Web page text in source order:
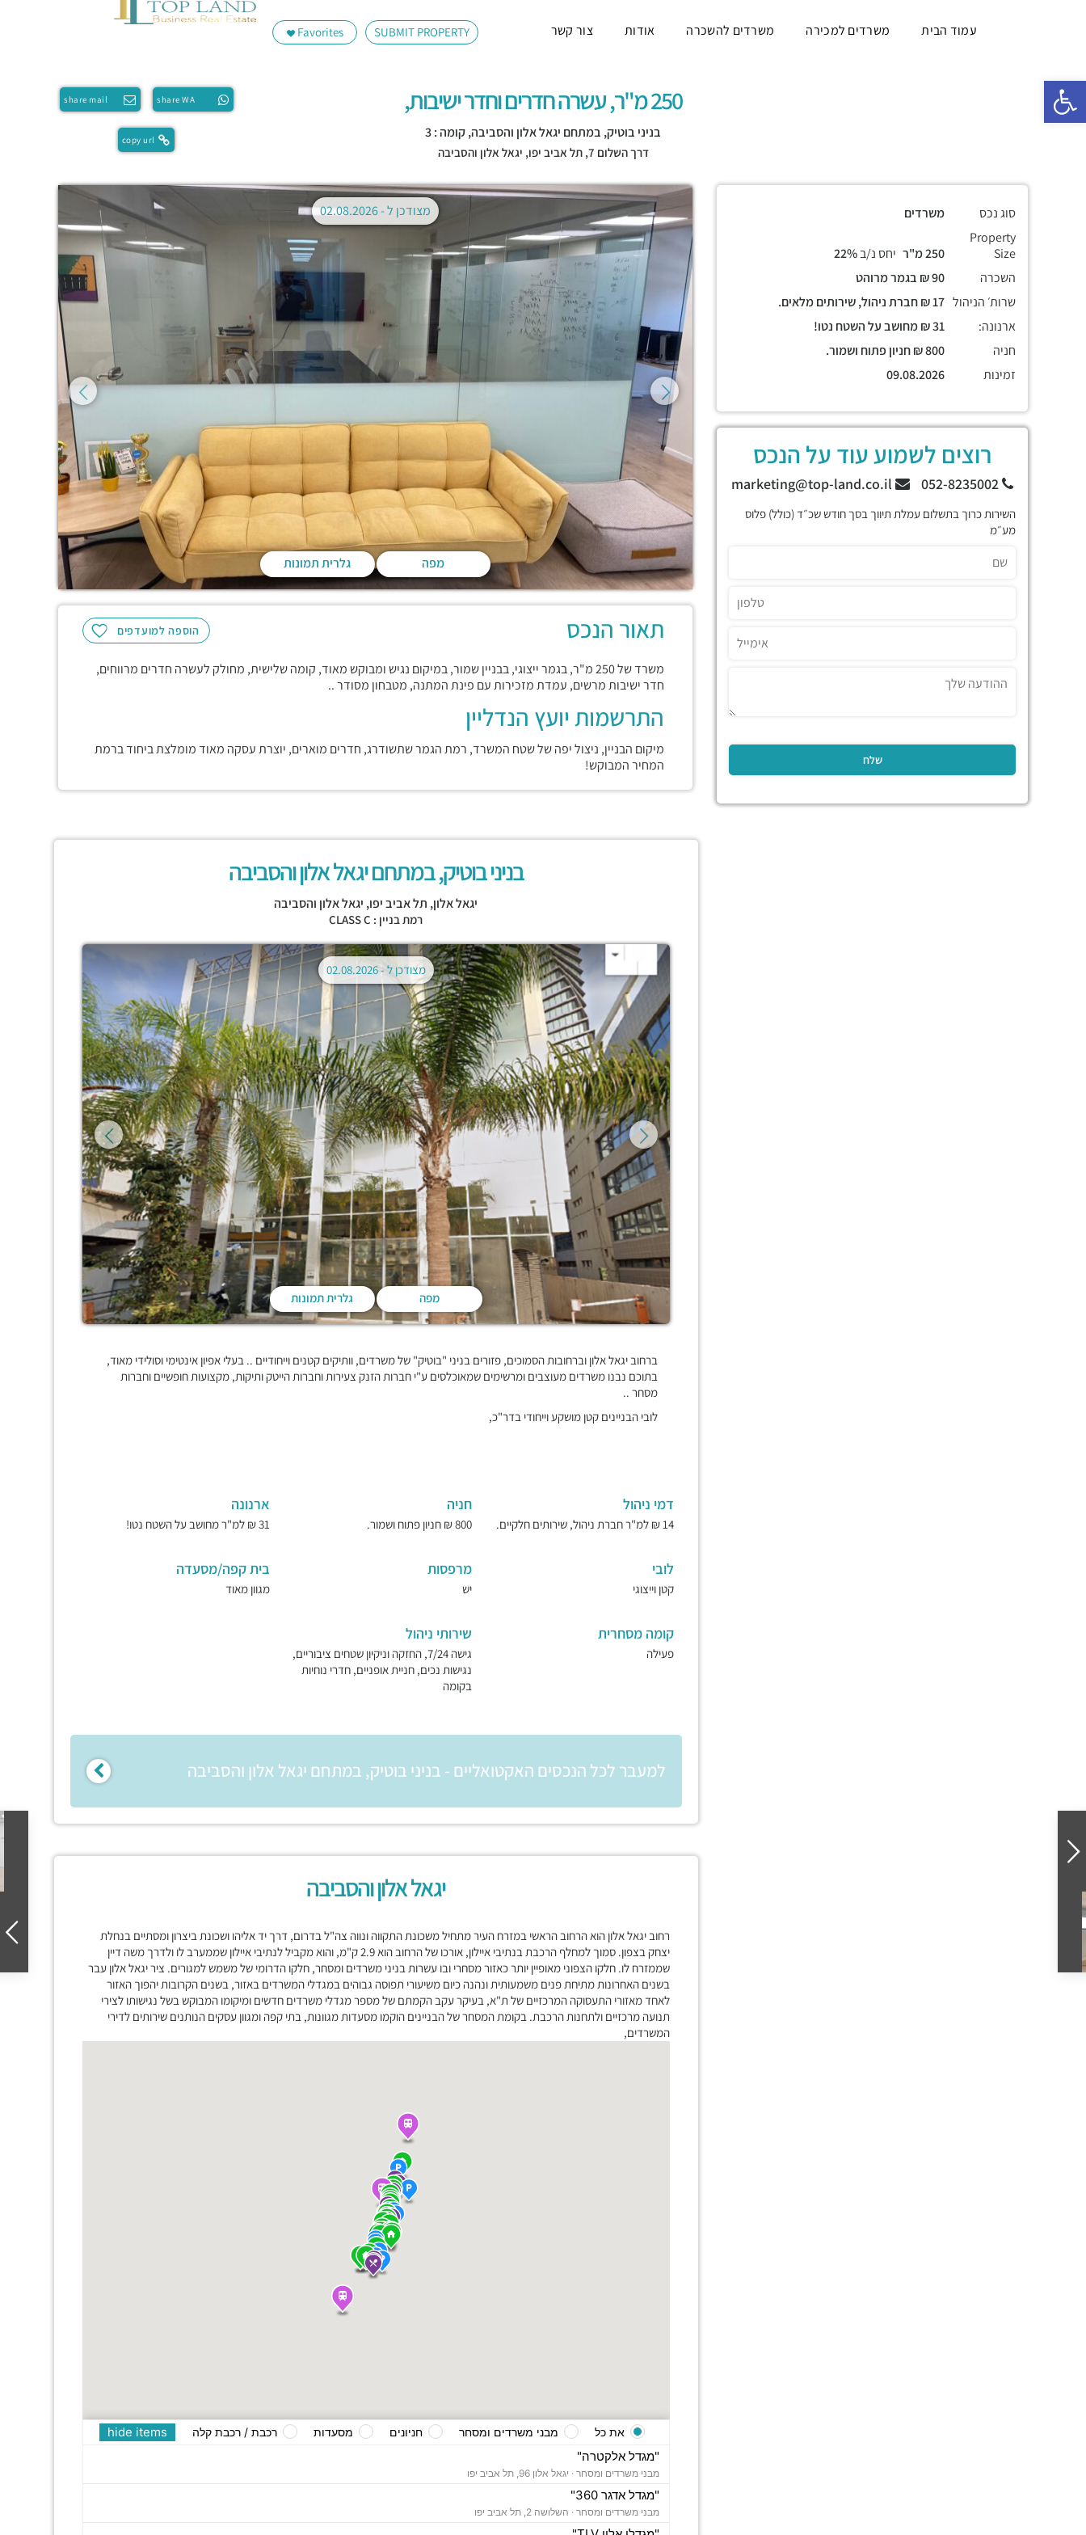
פתח סרגל נגישות
SUBMIT PROPERTY
Favorites עמוד הבית משרדים למכירה משרדים להשכרה אודות צור קשר
share WA
share mail
copy url
250 מ"ר, עשרה חדרים וחדר ישיבות,
בניני בוטיק, במתחם יגאל אלון והסביבה, קומה : 3
דרך השלום 7, תל אביב יפו, יגאל אלון והסביבה
מפה גלרית תמונות
מצודכן ל -
הוספה למועדפים תאור הנכס
משרד של 250 מ"ר, בגמר ייצוגי, בבניין שמור, במיקום נגיש ומבוקש מאוד, קומה שלישית, מחולק לעשרה חדרים מרווחים,
חדר ישיבות מרשים, עמדת מזכירות עם פינת המתנה, מטבחון מסודר ..
התרשמות יועץ הנדליין
מיקום הבניין, ניצול יפה של שטח המשרד, רמת הגמר שתשודרג, חדרים מוארים, יוצרת עסקה מאוד מומלצת ביחוד ברמת
המחיר המבוקש!
סוג נכס
משרדים
Property
Size
יחס נ/ב
השכרה
שרות׳ הניהול
ארנונה:
חניה
זמינות
רוצים לשמוע עוד על הנכס
השירות כרוך בתשלום עמלת תיווך בסך חודש שכ״ד (כולל) פלוס
מע״מ
בניני בוטיק, במתחם יגאל אלון והסביבה
יגאל אלון, תל אביב יפו, יגאל אלון והסביבה
רמת בניין : CLASS C
מפה גלרית תמונות
מצודכן ל -02.08.2026
ברחוב יגאל אלון וברחובות הסמוכים, פזורים בניני "בוטיק" של משרדים, וותיקים קטנים וייחודיים .. בעלי אפיון אינטימי וסולידי מאוד,
בתוכם נבנו משרדים מעוצבים ומרשימים שמאוכלסים ע"י חברות הזנק צעירות וחברות הייטק ותיקות, מקצועות חופשיים וחברות
מסחר ..
לובי הבניינים קטן מושקע וייחודי בדר"כ,
דמי ניהול
14 ₪ למ"ר חברת ניהול, שירותים חלקיים.
חניה
800 ₪ חניון פתוח ושמור.
ארנונה
31 ₪ למ"ר מחושב על השטח נטו!
לובי
קטן וייצוגי
מרפסות
יש
בית קפה/מסעדה
מגוון מאוד
קומה מסחרית
פעילה
שירותי ניהול
גישה 7/24, החזקה וניקיון שטחים ציבוריים,
נגישות נכים, חניית אופניים, חדרי נוחיות
בקומה
למעבר לכל הנכסים האקטואליים - בניני בוטיק, במתחם יגאל אלון והסביבה
יגאל אלון והסביבה
רחוב יגאל אלון הוא הרחוב הראשי במזרח העיר מתחיל משכונת התקווה ונווה צה"ל בדרום, דרך יד אליהו ושכונת ביצרון ומסתיים בנחלת
יצחק בצפון. סמוך למחלף הרכבת בנתיבי איילון, אורכו של הרחוב הוא 2.9 ק"מ, והוא מקביל לנתיבי איילון שממערב לו ולדרך משה דיין
שממזרח לו. חלקו הצפוני מאופיין יותר כאזור מסחרי ובו עשרות בניני משרדים ומסחר, חלקו הדרומי של משמש למגורים. ציר יגאל אלון עבר
בשנים האחרונות מתיחת פנים משמעותית ונהנה כיום משיעורי תפוסה גבוהים במגדלי המשרדים באזור, בשנים הקרובות יהפוך האזור
לאחד מאזורי התעסוקה המרכזיים של ת"א, בעיקר עקב הקמתם של מספר מגדלי משרדים חדשים ומיקומו המבוקש בשל נגישותו לצירי
תנועה מרכזיים ולתחנות הרכבת. בקומת המסחר של הבניינים הוקמו מסעדות מגוונות, בתי קפה ומגוון עסקים הנותנים שירותים לדירי
המשרדים,
"מגדל אלקטרה"
מבני משרדים ומסחר · יגאל אלון 96, תל אביב יפו
"מגדל אדגר 360"
מבני משרדים ומסחר · השלושה 2, תל אביב יפו
hide items את כל מבני משרדים ומסחר חניונים מסעדות רכבת / רכבת קלה